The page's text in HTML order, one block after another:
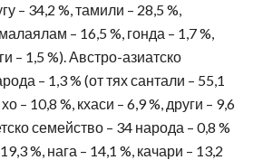
– 34,2 %, тамили – 28,5 %,
– 16,5 %, гонда – 1,7 %,
– 1,5 %). Австро-азиатско
– 1,3 % (от тях сантали – 55,1
– 10,8 %, кхаси – 6,9 %, други – 9,6
семейство – 34 народа – 0,8 %
%, нага – 14,1 %, качари – 13,2